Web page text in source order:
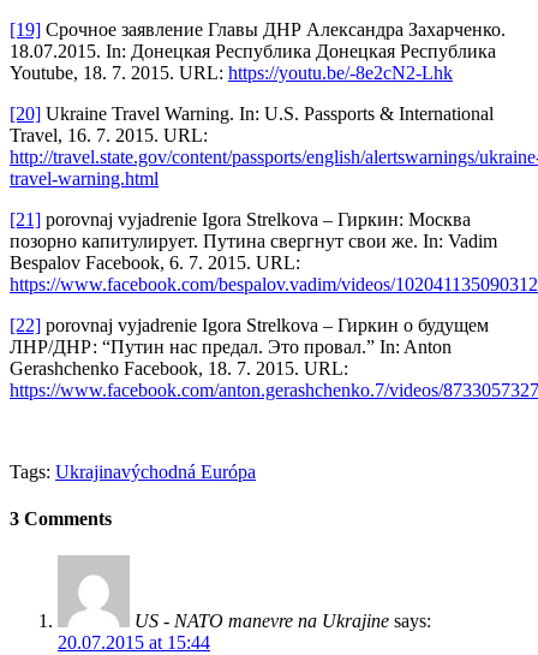
[19] Срочное заявление Главы ДНР Александра Захарченко.
18.07.2015. In: Донецкая Республика Донецкая Республика
Youtube, 18. 7. 2015. URL: https://youtu.be/-8e2cN2-Lhk
[20] Ukraine Travel Warning. In: U.S. Passports & International
Travel, 16. 7. 2015. URL:
http://travel.state.gov/content/passports/english/alertswarnings/
travel-warning.html
[21] porovnaj vyjadrenie Igora Strelkova – Гиркин: Москва
позорно капитулирует. Путина свергнут свои же. In: Vadim
Bespalov Facebook, 6. 7. 2015. URL:
https://www.facebook.com/bespalov.vadim/videos/
[22] porovnaj vyjadrenie Igora Strelkova – Гиркин о будущем
ЛНР/ДНР: “Путин нас предал. Это провал.” In: Anton
Gerashchenko Facebook, 18. 7. 2015. URL:
https://www.facebook.com/anton.gerashchenko.7/videos/
Tags: Ukrajinavýchodná Európa
3 Comments
US - NATO manevre na Ukrajine says:
20.07.2015 at 15:44